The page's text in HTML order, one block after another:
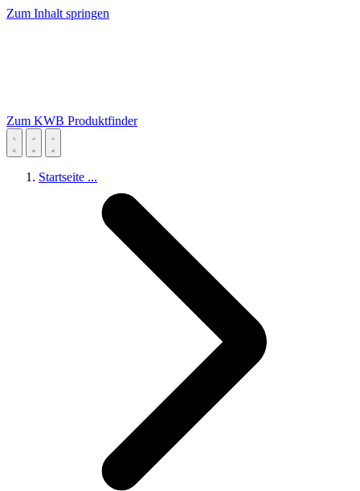
Zum Inhalt springen
Zum KWB Produktfinder
Startseite ...